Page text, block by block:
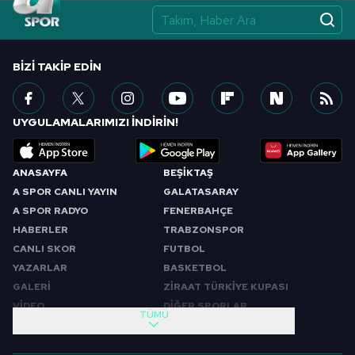
ANASAYFA
A SPOR CANLI YAYIN
A SPOR RADYO
HABERLER
CANLI SKOR
YAZARLAR
GALERİ
VİDEO
BEŞİKTAŞ
GALATASARAY
FENERBAHÇE
TRABZONSPOR
FUTBOL
BASKETBOL
ZİRAAT TÜRKİYE KUPASI
DİĞER SPORLAR
TÜMÜ
BIZI TAKIP EDIN
UYGULAMALARIMIZI İNDİRİN!